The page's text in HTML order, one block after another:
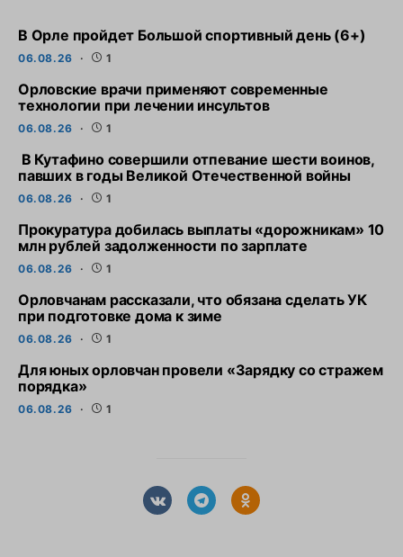
В Орле пройдет Большой спортивный день (6+)
06.08.26 1
Орловские врачи применяют современные
технологии при лечении инсультов
06.08.26 1
В Кутафино совершили отпевание шести воинов,
павших в годы Великой Отечественной войны
06.08.26 1
Прокуратура добилась выплаты «дорожникам» 10
млн рублей задолженности по зарплате
06.08.26 1
Орловчанам рассказали, что обязана сделать УК
при подготовке дома к зиме
06.08.26 1
Для юных орловчан провели «Зарядку со стражем
порядка»
06.08.26 1